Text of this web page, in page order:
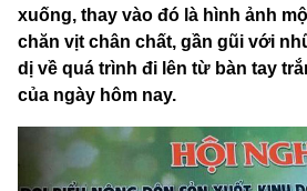
xuống, thay vào đó là hình ảnh
chăn vịt chân chất, gần gũi với
dị về quá trình đi lên từ bàn tay
của ngày hôm nay.